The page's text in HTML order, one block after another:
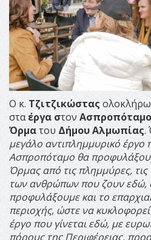
Ο κ.Τζιτζικώστας
σταέργα στον
Όρματου Δήμου Αλμωπίας.
μεγάλο αντιπλημμυρικό έργο
Ασπροπόταμο θα
Όρμας από τις πλημμύρες, τις
των ανθρώπων που ζουν εδώ,
προφυλάξουμε και το
περιοχής, ώστε να
έργο που γίνεται εδώ, με
πόρους της Περιφέρειας,